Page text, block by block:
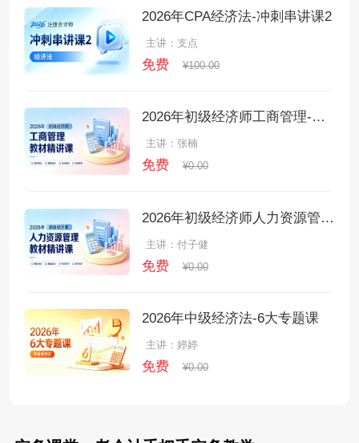
2026年CPA经济法-冲刺串讲课2
主讲：支点
免费 ¥100.00
2026年初级经济师工商管理-教材精讲课
主讲：张楠
免费 ¥0.00
2026年初级经济师人力资源管理-教材精讲课
主讲：付子健
免费 ¥0.00
2026年中级经济法-6大专题课
主讲：婷婷
免费 ¥0.00